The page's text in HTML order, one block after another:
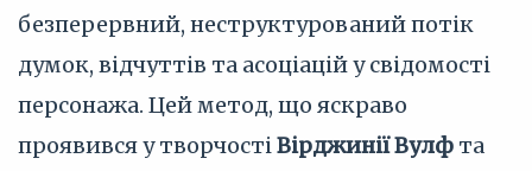
безперервний, неструктурований потік
думок, відчуттів та асоціацій у свідомості
персонажа. Цей метод, що яскраво
проявився у творчостіВірджинії Вулф та